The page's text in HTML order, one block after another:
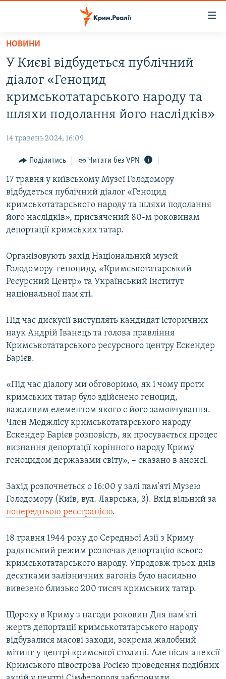
Перейти
основного
матеріалу
до
основної
Перейти
пошуку
ПОГЛЯД
ІНТЕРВ'Ю
ВСЕ ЗА ДЕНЬ
СПЕЦПРОЕКТИ
ДЕПОРТАЦІЯ
ВІДЕОУРОКИ «ELIFBE»
СВІДЧЕННЯ ОКУПАЦІЇ
УКРАЇНСЬКА ПРОБЛЕМА КРИМУ
ІНФОГРАФІКА
ЯК ОБІЙТИ БЛОКУВАННЯ
Qırımtatar
ДОЛУЧАЙСЯ!
Усі сайти RFE/RL
НОВИНИ
У Києві відбудеться публічний
діалог «Геноцид
кримськотатарського народу та
шляхи подолання його наслідків»
14 травень 2024, 16:09
Поділитись Читати без VPN
17 травня у київському Музеї Голодомору
відбудеться публічний діалог «Геноцид
кримськотатарського народу та шляхи подолання
його наслідків», присвячений 80-м роковинам
депортації кримських татар.
Організовують захід Національний музей
Голодомору-геноциду, «Кримськотатарський
Ресурсний Центр» та Український інститут
національної пам'яті.
Під час дискусії виступлять кандидат історичних
наук Андрій Іванець та голова правління
Кримськотатарського ресурсного центру Ескендер
Барієв.
«Під час діалогу ми обговоримо, як і чому проти
кримських татар було здійснено геноцид,
важливим елементом якого є його замовчування.
Член Меджлісу кримськотатарського народу
Ескендер Барієв розповість, як просувається процес
визнання депортації корінного народу Криму
геноцидом державами світу», – сказано в анонсі.
Захід розпочнеться о 16:00 у залі пам'яті Музею
Голодомору (Київ, вул. Лаврська, 3). Вхід вільний за
попередньою реєстрацією.
18 травня 1944 року до Середньої Азії з Криму
радянський режим розпочав депортацію всього
кримськотатарського народу. Упродовж трьох днів
десятками залізничних вагонів було насильно
вивезено близько 200 тисяч кримських татар.
Щороку в Криму з нагоди роковин Дня пам'яті
жертв депортації кримськотатарського народу
відбувалися масові заходи, зокрема жалобний
мітинг у центрі кримської столиці. Але після анексії
Кримського півострова Росією проведення подібних